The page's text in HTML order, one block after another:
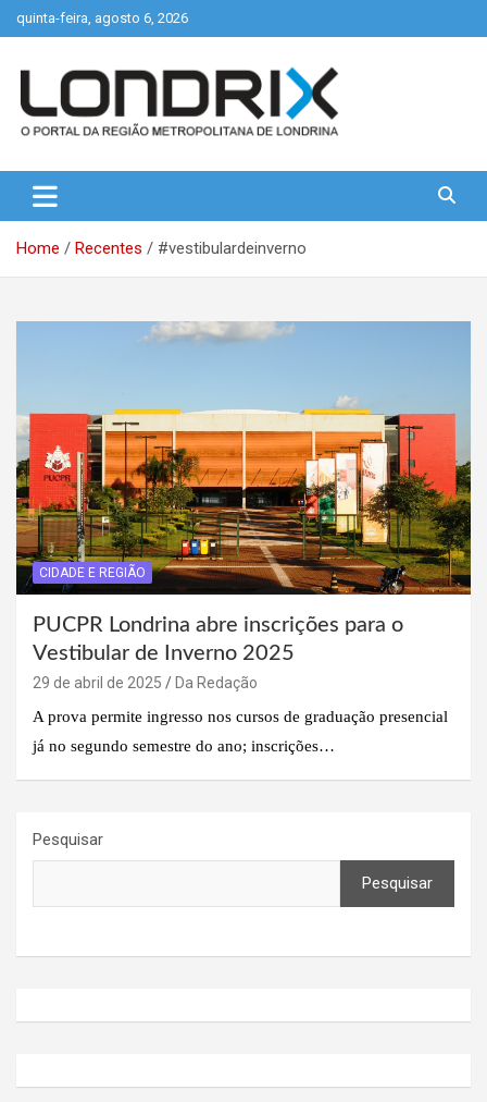
to
quinta-feira, agosto 6, 2026
Londrix
Home Recentes #vestibulardeinverno
CIDADE E REGIÃO
PUCPR Londrina abre inscrições para o
Vestibular de Inverno 2025
29 de abril de 2025
Da Redação
A prova permite ingresso nos cursos de graduação presencial
já no segundo semestre do ano; inscrições…
Pesquisar
Pesquisar